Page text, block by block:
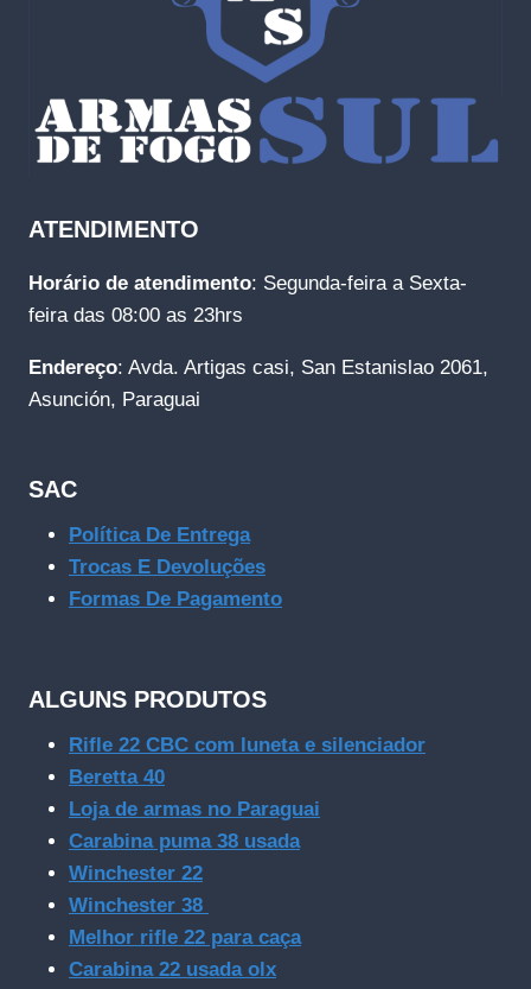
ATENDIMENTO
Horário de atendimento: Segunda-feira a Sexta-
feira das 08:00 as 23hrs
Endereço: Avda. Artigas casi, San Estanislao 2061,
Asunción, Paraguai
SAC
Política De Entrega
Trocas E Devoluções
Formas De Pagamento
ALGUNS PRODUTOS
Rifle 22 CBC com luneta e silenciador
Beretta 40
Loja de armas no Paraguai
Carabina puma 38 usada
Winchester 22
Winchester 38
Melhor rifle 22 para caça
Carabina 22 usada olx